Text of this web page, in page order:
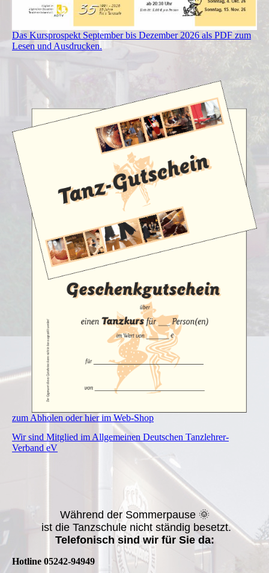
Das Kursprospekt September bis Dezember 2026 als PDF zum
Lesen und Ausdrucken.
zum Abholen oder hier im Web-Shop
Wir sind Mitglied im Allgemeinen Deutschen Tanzlehrer-
Verband eV
Während der Sommerpause 🌞
ist die Tanzschule nicht ständig besetzt.
Telefonisch sind wir für Sie da:
Hotline 05242-94949